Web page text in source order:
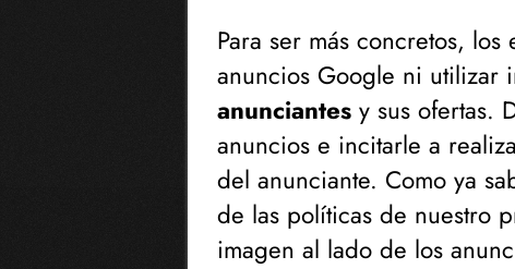
Para ser más concretos,
anuncios Google ni utilizar
anunciantesy sus ofertas.
anuncios e incitarle a
del anunciante. Como ya
de las políticas de nuestro
imagen al lado de los